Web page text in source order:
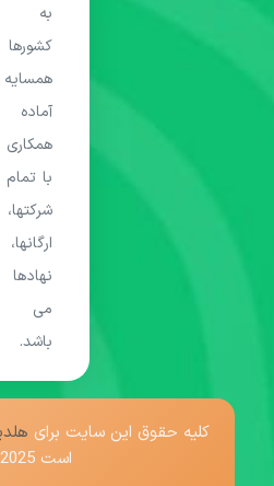
به
کشورها
همسایه
آماده
همکاری
با تمام
شرکتها،
ارگانها،
نهادها
می
باشد.
کلیه حقوق این سایت برای
است 2025©